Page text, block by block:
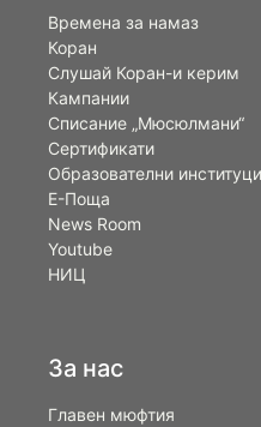
Времена за намаз
Коран
Слушай Коран-и керим
Кампании
Списание „Мюсюлмани“
Сертификати
Образователни
Е-Поща
News Room
Youtube
НИЦ
За нас
Главен мюфтия